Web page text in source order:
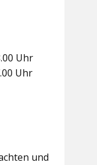
Uhr
Uhr
und